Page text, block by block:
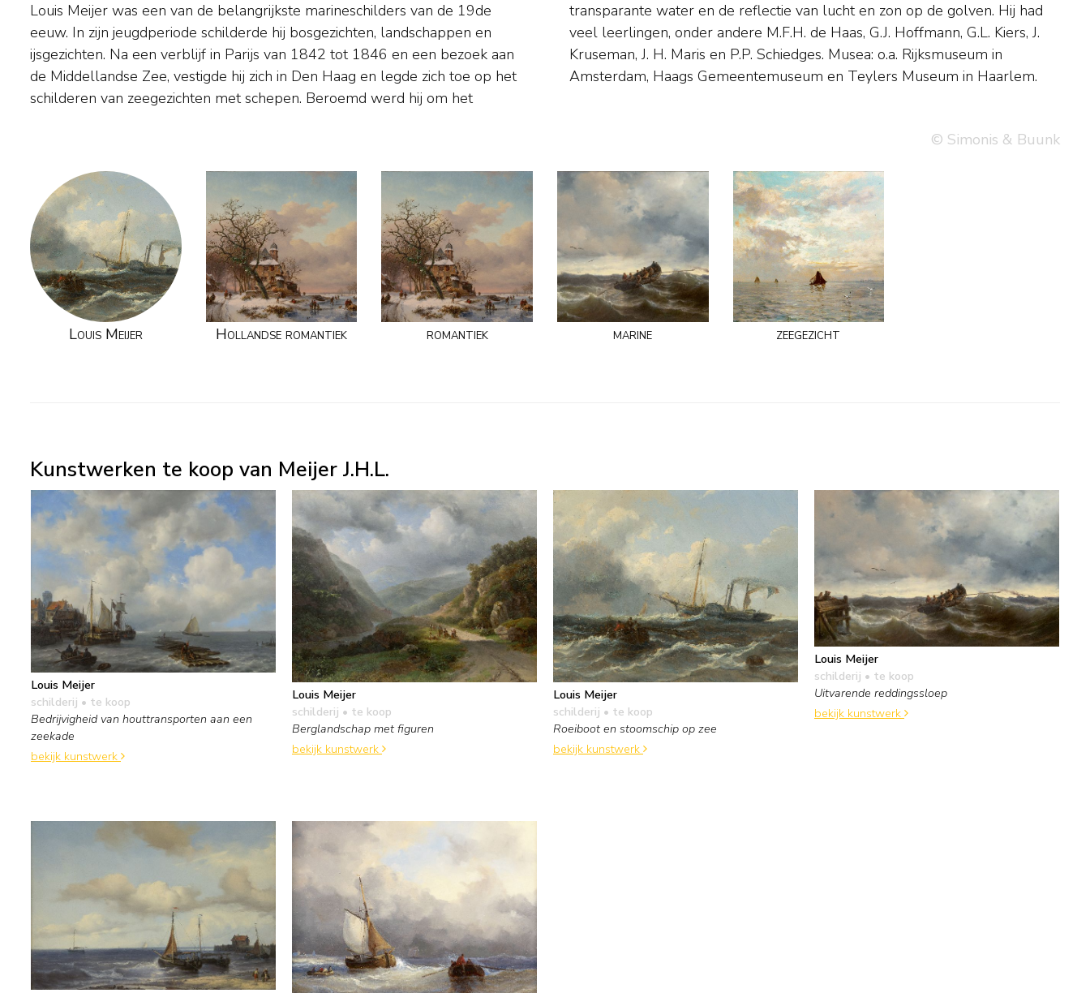
Louis Meijer was een van de belangrijkste marineschilders van de 19de
eeuw. In zijn jeugdperiode schilderde hij bosgezichten, landschappen en
ijsgezichten. Na een verblijf in Parijs van 1842 tot 1846 en een bezoek aan
de Middellandse Zee, vestigde hij zich in Den Haag en legde zich toe op het
schilderen van zeegezichten met schepen. Beroemd werd hij om het
transparante water en de reflectie van lucht en zon op de golven. Hij had
veel leerlingen, onder andere M.F.H. de Haas, G.J. Hoffmann, G.L. Kiers, J.
Kruseman, J. H. Maris en P.P. Schiedges. Musea: o.a. Rijksmuseum in
Amsterdam, Haags Gemeentemuseum en Teylers Museum in Haarlem.
© Simonis & Buunk
Louis Meijer Hollandse romantiek romantiek marine zeegezicht
Kunstwerken te koop van Meijer J.H.L.
Louis Meijer
schilderij • te koop
Bedrijvigheid van houttransporten aan een
zeekade
bekijk kunstwerk
Louis Meijer
schilderij • te koop
Berglandschap met figuren
bekijk kunstwerk
Louis Meijer
schilderij • te koop
Roeiboot en stoomschip op zee
bekijk kunstwerk
Louis Meijer
schilderij • te koop
Uitvarende reddingssloep
bekijk kunstwerk